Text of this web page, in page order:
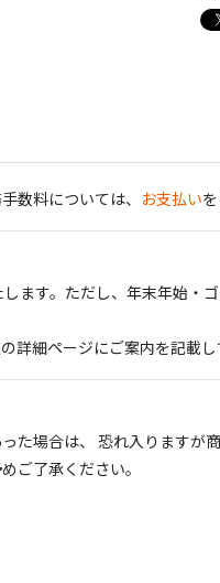
数料については、 お支払い
ます。ただし、年末年始・
詳細ページにご案内を記載し
た場合は、 恐れ入りますが
ご了承ください。